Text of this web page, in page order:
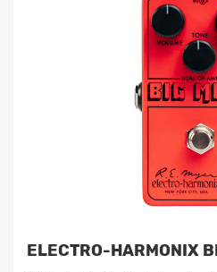
ELECTRO-HARMONIX